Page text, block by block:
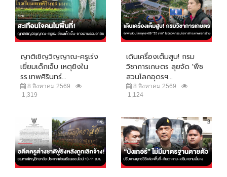
ญาติเชิญวิญญาณ-ครูเร่ง
เยี่ยมเด็กเจ็บ เหตุยิงใน
รร.เทพศิรินทร์...
8 สิงหาคม 2569
1,319
เดินเครื่องเต็มสูบ! กรม
วิชาการเกษตร ลุยจัด 'พืช
สวนโลกอุดรฯ...
8 สิงหาคม 2569
1,124